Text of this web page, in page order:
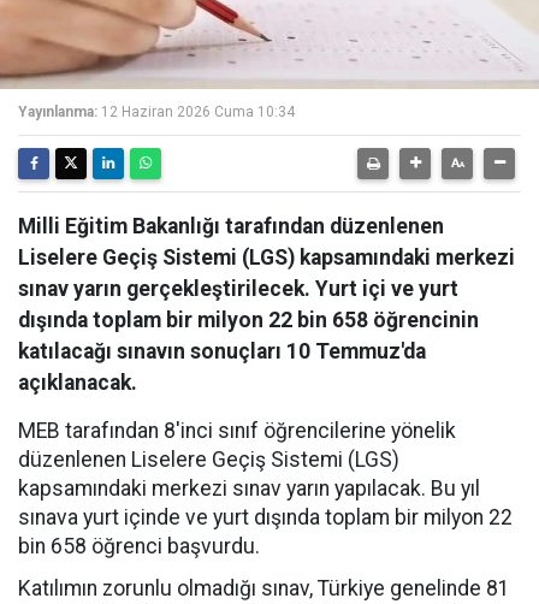
Yayınlanma: 12 Haziran 2026 Cuma 10:34
Milli Eğitim Bakanlığı tarafından düzenlenen
Liselere Geçiş Sistemi (LGS) kapsamındaki merkezi
sınav yarın gerçekleştirilecek. Yurt içi ve yurt
dışında toplam bir milyon 22 bin 658 öğrencinin
katılacağı sınavın sonuçları 10 Temmuz'da
açıklanacak.
MEB tarafından 8'inci sınıf öğrencilerine yönelik
düzenlenen Liselere Geçiş Sistemi (LGS)
kapsamındaki merkezi sınav yarın yapılacak. Bu yıl
sınava yurt içinde ve yurt dışında toplam bir milyon 22
bin 658 öğrenci başvurdu.
Katılımın zorunlu olmadığı sınav, Türkiye genelinde 81